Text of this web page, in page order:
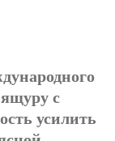
ящуру с
усилить